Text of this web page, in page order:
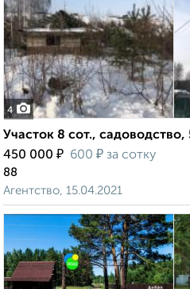
4
Участок 8 сот., садоводство,
450 000 ₽ 600 ₽ за сотку
88
Агентство, 15.04.2021